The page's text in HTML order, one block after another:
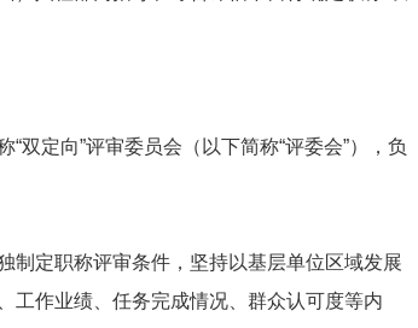
双定向”评审委员会（以下简称“评委会”），负
制定职称评审条件，坚持以基层单位区域发展
工作业绩、任务完成情况、群众认可度等内